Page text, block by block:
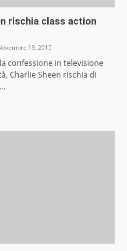
rischia class action
19, 2015
la confessione in televisione
Charlie Sheen rischia di